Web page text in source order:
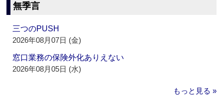
無季言
三つのPUSH
2026年08月07日 (金)
窓口業務の保険外化ありえない
2026年08月05日 (水)
もっと見る »